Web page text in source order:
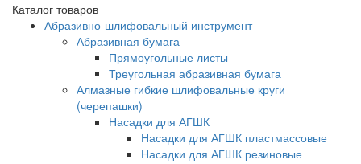
Каталог товаров
Абразивно-шлифовальный инструмент
Абразивная бумага
Прямоугольные листы
Треугольная абразивная бумага
Алмазные гибкие шлифовальные круги
(черепашки)
Насадки для АГШК
Насадки для АГШК пластмассовые
Насадки для АГШК резиновые